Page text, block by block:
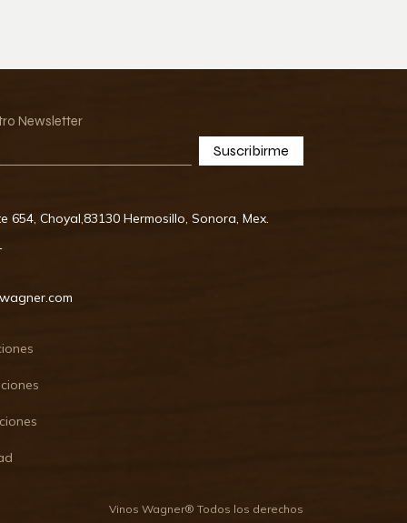
654, Choyal,83130 Hermosillo, Sonora, Mex.
Newsletter
Suscribirme
Vinos Wagner® Todos los derechos